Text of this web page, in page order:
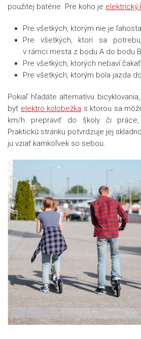
použitej batérie. Pre koho je elektrický
Pre všetkých, ktorým nie je
Pre všetkých, ktorí sa
v rámci mesta z bodu A do bodu
Pre všetkých, ktorých nebaví
Pre všetkých, ktorým bola jazda
Pokiaľ hľadáte alternatívu
byť elektro kolobežka s ktorou sa
km/h prepraviť do školy či
Praktickú stránku potvrdzuje jej
ju vziať kamkoľvek so sebou.